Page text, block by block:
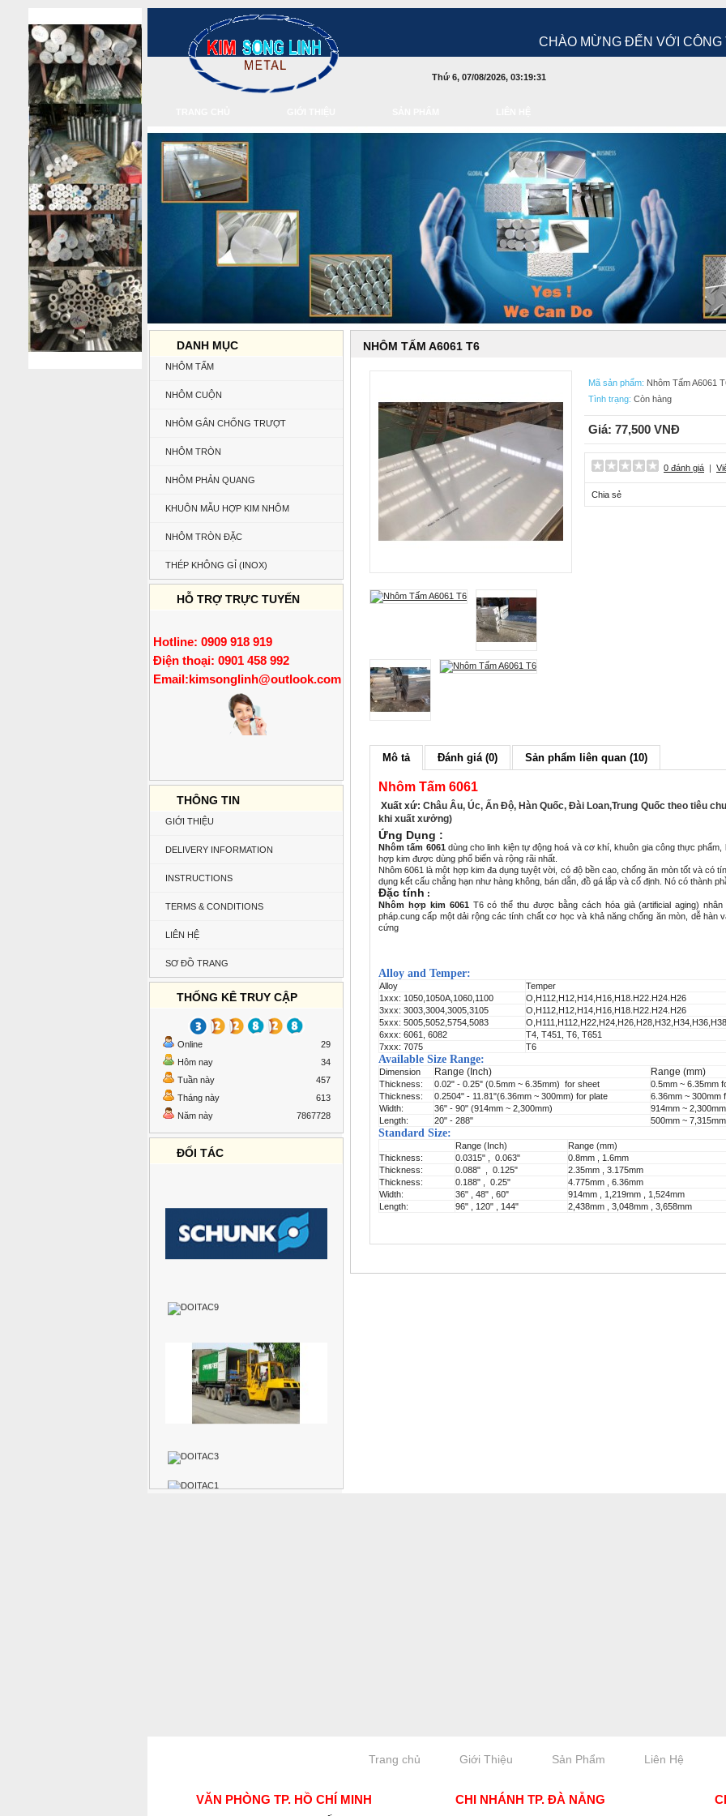
CHÀO MỪNG ĐẾN VỚI CÔNG TY TNHH
Thứ 6, 07/08/2026, 03:19:32
DANH MỤC
NHÔM TẤM
NHÔM CUỘN
NHÔM GÂN CHỐNG TRƯỢT
NHÔM TRÒN
NHÔM PHẢN QUANG
KHUÔN MẪU HỢP KIM NHÔM
NHÔM TRÒN ĐẶC
THÉP KHÔNG GỈ (INOX)
HỖ TRỢ TRỰC TUYẾN
Hotline: 0909 918 919
Điện thoại: 0901 458 992
Email:kimsonglinh@outlook.com
THÔNG TIN
GIỚI THIỆU
DELIVERY INFORMATION
INSTRUCTIONS
TERMS & CONDITIONS
LIÊN HỆ
SƠ ĐỒ TRANG
THỐNG KÊ TRUY CẬP
Online
29
Hôm nay
34
Tuần này
457
Tháng này
613
Năm này
7867728
ĐỐI TÁC
NHÔM TẤM A6061 T6
Mã sản phẩm: Nhôm Tấm A6061
Tình trạng: Còn hàng
Giá: 77,500 VNĐ
0 đánh giá |
Chia sẻ
Mô tả Đánh giá (0) Sản phẩm liên quan (10)
Nhôm Tấm 6061
Xuất xứ:Châu Âu, Úc, Ấn Độ, Hàn Quốc, Đài Loan,Trung Quốc theo tiêu
khi xuất xưởng)
Ứng Dụng :
Nhôm tấm 6061 dùng cho linh kiện tự động hoá và cơ khí, khuôn gia công thực phẩm,
hợp kim được dùng phổ biến và rộng rãi nhất.
Nhôm 6061 là một hợp kim đa dụng tuyệt vời, có độ bền cao, chống ăn mòn tốt và có
dụng kết cấu chẳng hạn như hàng không, bán dẫn, đồ gá lắp và cố định. Nó có thành
Đặc tính :
Nhôm hợp kim 6061 T6 có thể thu được bằng cách hóa già (artificial aging)
pháp.cung cấp một dải rộng các tính chất cơ học và khả năng chống ăn mòn, dễ hàn
cứng
Alloy and Temper:
Alloy
Temper
1xxx: 1050,1050A,1060,1100
O,H112,H12,H14,H16,H18.H22.H24.H26
3xxx: 3003,3004,3005,3105
O,H112,H12,H14,H16,H18.H22.H24.H26
5xxx: 5005,5052,5754,5083
O,H111,H112,H22,H24,H26,H28,H32,H34,H36,H38
6xxx: 6061, 6082
T4, T451, T6, T651
7xxx: 7075
T6
Available Size Range:
Dimension Range (Inch) Range (mm)
Thickness: 0.02" - 0.25" (0.5mm ~ 6.35mm) for sheet
0.5mm ~ 6.35mm
Thickness:
0.2504" - 11.81"(6.36mm ~ 300mm) for plate
6.36mm ~ 300mm
Width:
36" - 90" (914mm ~ 2,300mm)
914mm ~ 2,300mm
Length:
20" - 288" 500mm ~ 7,315mm
Standard Size:
Range (Inch)
Range (mm)
Thickness:
0.0315" , 0.063"
0.8mm , 1.6mm
Thickness:
0.088" , 0.125"
2.35mm , 3.175mm
Thickness:
0.188" , 0.25"
4.775mm , 6.36mm
Width:
36" , 48" , 60"
914mm , 1,219mm , 1,524mm
Length:
96" , 120" , 144" 2,438mm , 3,048mm , 3,658mm
Trang chủ Giới Thiệu Sản Phẩm Liên Hệ
VĂN PHÒNG TP. HỒ CHÍ MINH CHI NHÁNH TP. ĐÀ NẴNG